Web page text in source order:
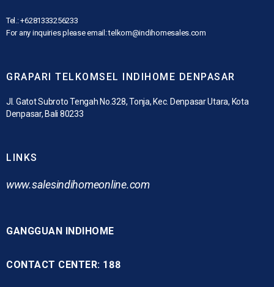
Tel.: +6281333256233
For any inquiries please email: telkom@indihomesales.com
GRAPARI TELKOMSEL INDIHOME DENPASAR
Jl. Gatot Subroto Tengah No.328, Tonja, Kec. Denpasar Utara, Kota
Denpasar, Bali 80233
LINKS
www.salesindihomeonline.com
GANGGUAN INDIHOME
CONTACT CENTER: 188